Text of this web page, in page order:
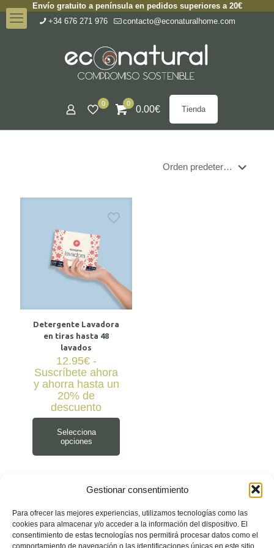
Gestionar consentimiento
Para ofrecer las mejores experiencias, utilizamos tecnologías como las
cookies para almacenar y/o acceder a la información del dispositivo. El
consentimiento de estas tecnologías nos permitirá procesar datos como el
comportamiento de navegación o las identificaciones únicas en este sitio.
Envío gratuito a península en pedidos superiores a 20€
+34 676 271 976
contacto@econaturalhome.com
0 0
0.00€ Tienda
Detergente Lavadora
en tiras hasta 48
lavados
12.95€-
Suscríbete ahora
y ahorra hasta un
20% de
descuento
Selecciona
opciones